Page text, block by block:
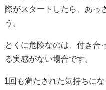
際がスタートしたら、あっ
う。
とくに危険なのは、付き合
る実感がない場合です。
1回も満たされた気持ちに